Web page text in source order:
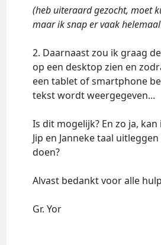
(heb uiteraard gezocht, moet
maar ik snap er vaak
2. Daarnaast zou ik graag
op een desktop zien en
een tablet of smartphone
tekst wordt weergegeven...
Is dit mogelijk? En zo ja,
Jip en Janneke taal
doen?
Alvast bedankt voor alle
Gr. Yor